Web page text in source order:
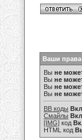
Ваши права
Вы не
Вы не
Вы не
Вы не
BB коды
Смайлы
[IMG] код
HTML код